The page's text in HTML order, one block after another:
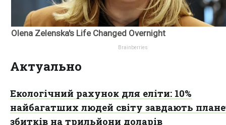
Актуально
Екологічний рахунок для еліти: 10%
найбагатших людей світу завдають
збитків на трильйони доларів